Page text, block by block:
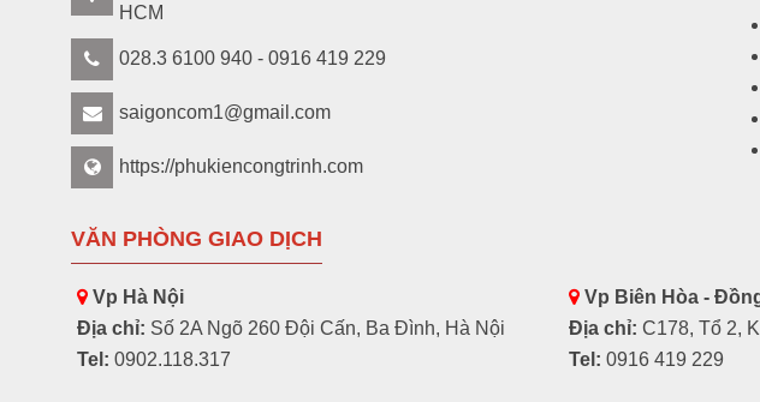
HCM
028.3 6100 940 - 0916 419 229
saigoncom1@gmail.com
https://phukiencongtrinh.com
VĂN PHÒNG GIAO DỊCH
Vp Hà Nội
Địa chỉ: Số 2A Ngõ 260 Đội Cấn, Ba Đình, Hà Nội
Tel: 0902.118.317
Vp Biên Hòa -
Địa chỉ: C178, Tổ 2,
Tel: 0916 419 229